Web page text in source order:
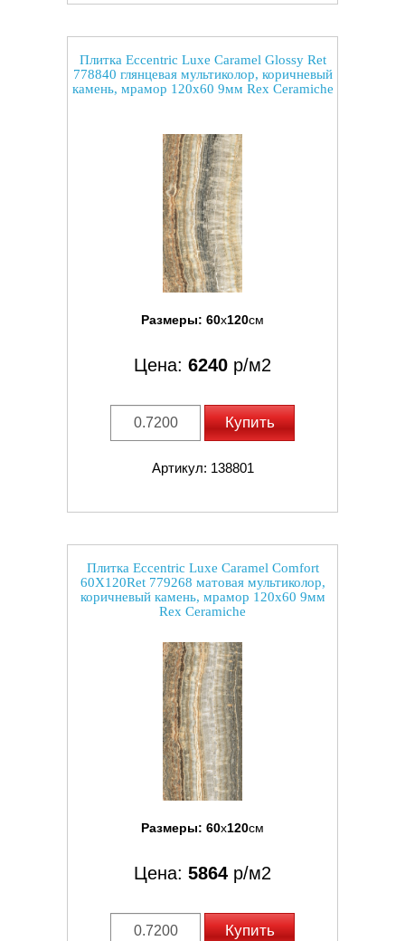
Плитка Eccentric Luxe Caramel Glossy Ret
778840 глянцевая мультиколор, коричневый
камень, мрамор 120x60 9мм Rex Ceramiche
Размеры: 60x120см
Цена: 6240 р/м2
Купить
Артикул: 138801
Плитка Eccentric Luxe Caramel Comfort
60X120Ret 779268 матовая мультиколор,
коричневый камень, мрамор 120x60 9мм
Rex Ceramiche
Размеры: 60x120см
Цена: 5864 р/м2
Купить